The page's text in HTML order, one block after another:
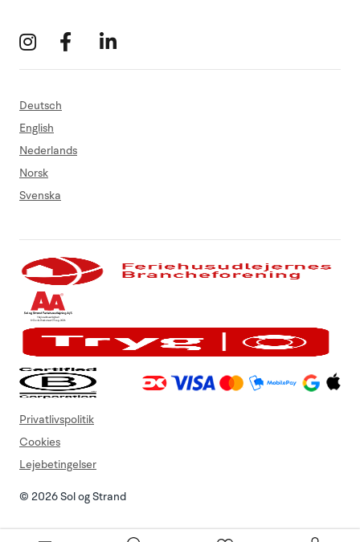
Deutsch
English
Nederlands
Norsk
Svenska
© 2026 Sol og Strand
Privatlivspolitik
Cookies
Lejebetingelser